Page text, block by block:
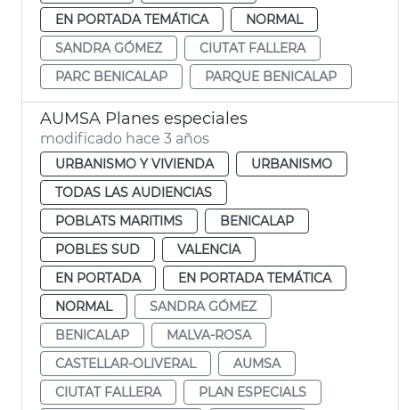
EN PORTADA TEMÁTICA
NORMAL
SANDRA GÓMEZ
CIUTAT FALLERA
PARC BENICALAP
PARQUE BENICALAP
AUMSA Planes especiales
modificado hace 3 años
URBANISMO Y VIVIENDA
URBANISMO
TODAS LAS AUDIENCIAS
POBLATS MARITIMS
BENICALAP
POBLES SUD
VALENCIA
EN PORTADA
EN PORTADA TEMÁTICA
NORMAL
SANDRA GÓMEZ
BENICALAP
MALVA-ROSA
CASTELLAR-OLIVERAL
AUMSA
CIUTAT FALLERA
PLAN ESPECIALS